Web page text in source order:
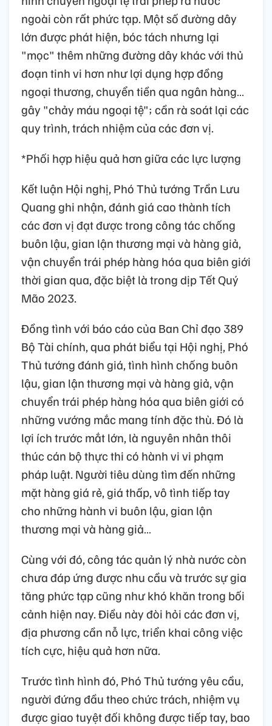
ngoài còn rất phức tạp. Một số đường dây
lớn được phát hiện, bóc tách nhưng lại
"mọc" thêm những đường dây khác với thủ
đoạn tinh vi hơn như lợi dụng hợp đồng
ngoại thương, chuyển tiền qua ngân hàng…
gây "chảy máu ngoại tệ"; cần rà soát lại các
quy trình, trách nhiệm của các đơn vị.
*Phối hợp hiệu quả hơn giữa các lực lượng
Kết luận Hội nghị, Phó Thủ tướng Trần Lưu
Quang ghi nhận, đánh giá cao thành tích
các đơn vị đạt được trong công tác chống
buôn lậu, gian lận thương mại và hàng giả,
vận chuyển trái phép hàng hóa qua biên giới
thời gian qua, đặc biệt là trong dịp Tết Quý
Mão 2023.
Đồng tình với báo cáo của Ban Chỉ đạo 389
Bộ Tài chính, qua phát biểu tại Hội nghị, Phó
Thủ tướng đánh giá, tình hình chống buôn
lậu, gian lận thương mại và hàng giả, vận
chuyển trái phép hàng hóa qua biên giới có
những vướng mắc mang tính đặc thù. Đó là
lợi ích trước mắt lớn, là nguyên nhân thôi
thúc cán bộ thực thi có hành vi vi phạm
pháp luật. Người tiêu dùng tìm đến những
mặt hàng giá rẻ, giá thấp, vô tình tiếp tay
cho những hành vi buôn lậu, gian lận
thương mại và hàng giả…
Cùng với đó, công tác quản lý nhà nước còn
chưa đáp ứng được nhu cầu và trước sự gia
tăng phức tạp cũng như khó khăn trong bối
cảnh hiện nay. Điều này đòi hỏi các đơn vị,
địa phương cần nỗ lực, triển khai công việc
tích cực, hiệu quả hơn nữa.
Trước tình hình đó, Phó Thủ tướng yêu cầu,
người đứng đầu theo chức trách, nhiệm vụ
được giao tuyệt đối không được tiếp tay, bao